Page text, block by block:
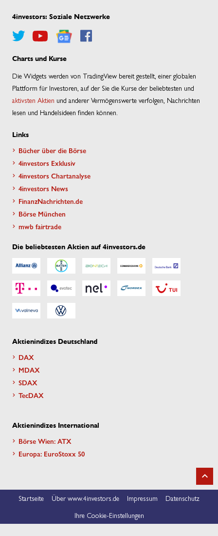
4investors: Soziale Netzwerke
Charts und Kurse
Die Widgets werden von TradingView bereit gestellt, einer globalen
Plattform für Investoren, auf der Sie die Kurse der beliebtesten und
aktivsten Aktien und anderer Vermögenswerte verfolgen, Nachrichten
lesen und Handelsideen finden können.
Links
Bücher über die Börse
4investors Exklusiv
4investors Chartanalyse
4investors News
FinanzNachrichten.de
Börse München
mwb fairtrade
Die beliebtesten Aktien auf 4investors.de
Aktienindizes Deutschland
DAX
MDAX
SDAX
TecDAX
Aktienindizes International
Börse Wien: ATX
Europa: EuroStoxx 50
Startseite Über www.4investors.de Impressum
Datenschutz
Ihre Cookie-Einstellungen